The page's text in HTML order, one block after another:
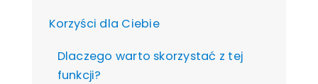
Korzyści dla Ciebie
Dlaczego warto skorzystać z tej
funkcji?